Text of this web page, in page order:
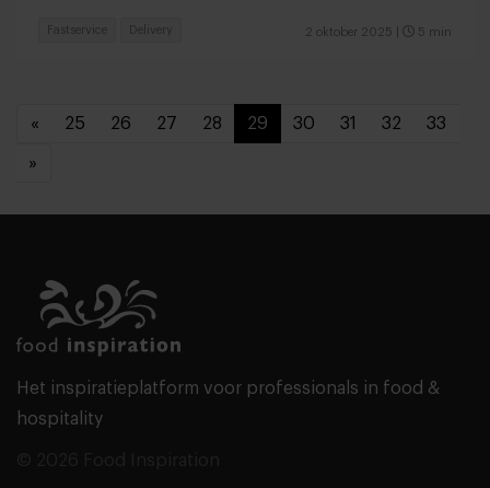
2 oktober 2025 5 min
Fastservice Delivery
« 25 26 27 28 29 30 31 32 33
»
Het inspiratieplatform voor professionals in food &
hospitality